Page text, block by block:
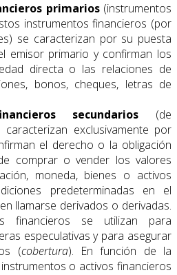
primarios(instrumentos
instrumentos financieros (por
se caracterizan por su puesta
emisor primario y confirman los
directa o las relaciones de
bonos, cheques, letras de
secundarios (de
exclusivamente por
el derecho o la obligación
comprar o vender los valores
moneda, bienes o activos
predeterminadas en el
llamarse derivados o derivadas.
financieros se utilizan para
especulativas y para asegurar
(cobertura). En función de la
o activos financieros